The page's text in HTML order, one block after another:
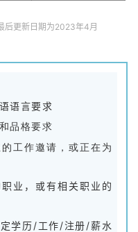
后更新日期为2023年4月
语言要求
品格要求
工作邀请，或正在为
业，或有相关职业的
学历/工作/注册/薪水